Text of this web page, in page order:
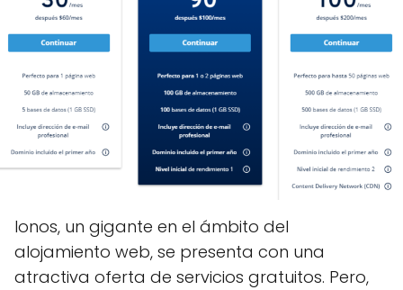
Ionos, un gigante en el ámbito del
alojamiento web, se presenta con una
atractiva oferta de servicios gratuitos. Pero,